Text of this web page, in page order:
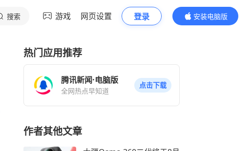
搜索 游戏 网页设置 登录
安装电脑版
内容更精彩
热门应用推荐
腾讯新闻·电脑版
全网热点早知道
点击下载
作者其他文章